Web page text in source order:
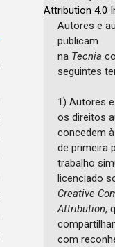
Attribution 4.0
Autores e
publicam
na Tecnia
seguintes
1) Autores
os direitos
concedem
de primeira
trabalho
licenciado
Creative
Attribution,
com